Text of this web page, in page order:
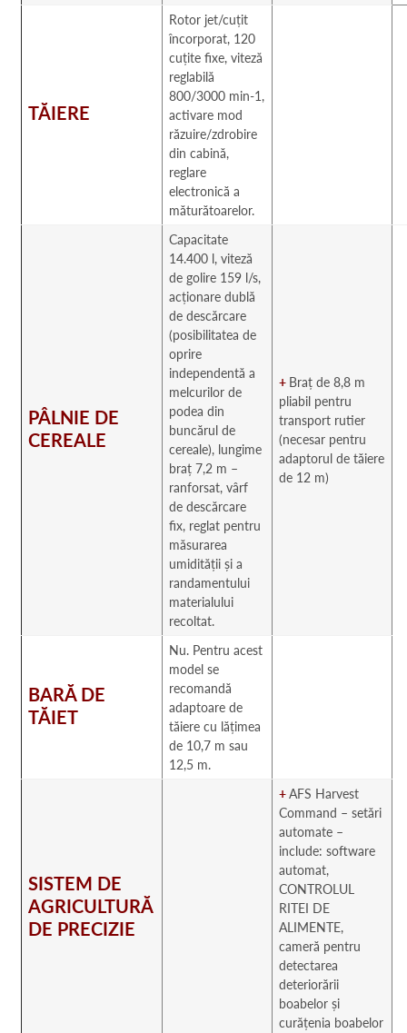
TĂIERE
Rotor jet/cuțit
încorporat, 120
cuțite fixe, viteză
reglabilă
800/3000 min-1,
activare mod
răzuire/zdrobire
din cabină,
reglare
electronică a
măturătoarelor.
PÂLNIE DE
CEREALE
Capacitate
14.400 l, viteză
de golire 159 l/s,
acționare dublă
de descărcare
(posibilitatea de
oprire
independentă a
melcurilor de
podea din
buncărul de
cereale), lungime
braț 7,2 m –
ranforsat, vârf
de descărcare
fix, reglat pentru
măsurarea
umidității și a
randamentului
materialului
recoltat.
+ Braț de 8,8 m
pliabil pentru
transport rutier
(necesar pentru
adaptorul de tăiere
de 12 m)
BARĂ DE
TĂIET
Nu. Pentru acest
model se
recomandă
adaptoare de
tăiere cu lățimea
de 10,7 m sau
12,5 m.
SISTEM DE
AGRICULTURĂ
DE PRECIZIE
+AFS Harvest
Command – setări
automate –
include: software
automat,
CONTROLUL
RITEI DE
ALIMENTE,
cameră pentru
detectarea
deteriorării
boabelor și
curățenia boabelor